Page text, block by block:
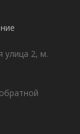
улица 2, м.